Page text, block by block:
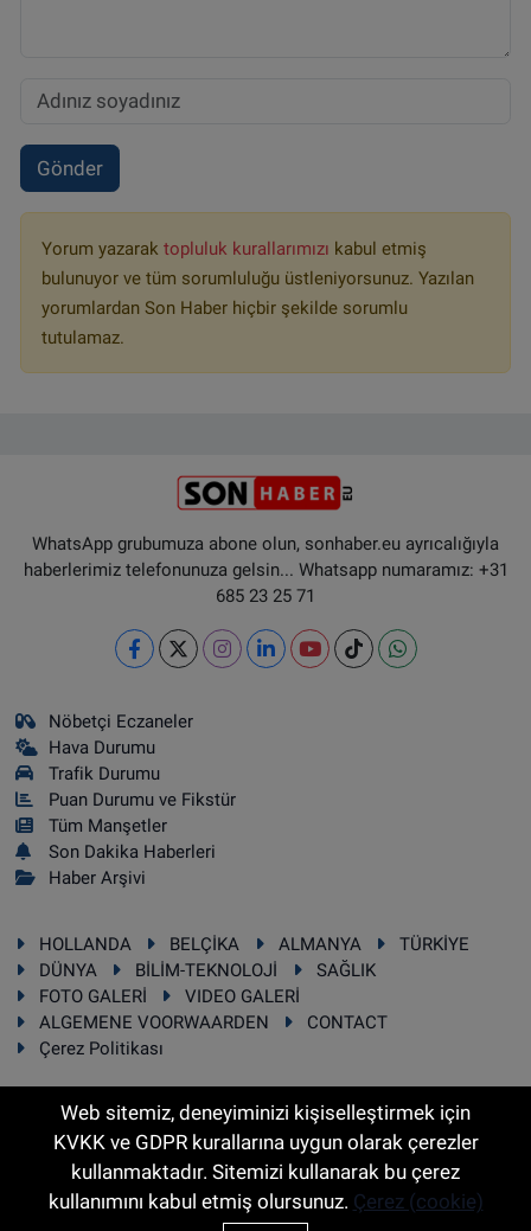
Gönder
Yorum yazarak topluluk kurallarımızı kabul etmiş
bulunuyor ve tüm sorumluluğu üstleniyorsunuz. Yazılan
yorumlardan Son Haber hiçbir şekilde sorumlu
tutulamaz.
WhatsApp grubumuza abone olun, sonhaber.eu ayrıcalığıyla
haberlerimiz telefonunuza gelsin... Whatsapp numaramız: +31
685 23 25 71
Nöbetçi Eczaneler
Hava Durumu
Trafik Durumu
Puan Durumu ve Fikstür
Tüm Manşetler
Son Dakika Haberleri
Haber Arşivi
HOLLANDA BELÇİKA ALMANYA
TÜRKİYE
DÜNYA
BİLİM-TEKNOLOJİ
SAĞLIK
FOTO GALERİ
VIDEO GALERİ
ALGEMENE VOORWAARDEN
CONTACT
Çerez Politikası
RSS Copyright © 2025 Sonhaber.eu Her hakkı saklıdır.
Web sitemiz, deneyiminizi kişiselleştirmek için
KVKK ve GDPR kurallarına uygun olarak çerezler
kullanmaktadır. Sitemizi kullanarak bu çerez
kullanımını kabul etmiş olursunuz. Çerez (cookie)